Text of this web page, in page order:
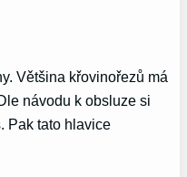
Většina křovinořezů má
návodu k obsluze si
Pak tato hlavice